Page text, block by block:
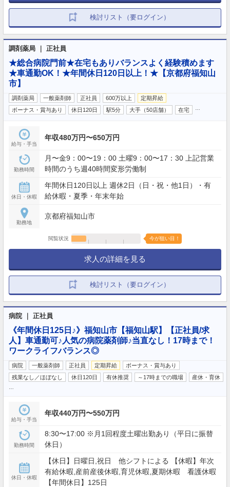
検討リスト（要ログイン）
調剤薬局 ｜ 正社員
★総合病院門前★在宅もありバランスよく経験積めます
★車通勤OK！★年間休日120日以上！★【京都府福知山
市】
調剤薬局 一般薬剤師 正社員 600万以上
定期昇給
ボーナス・賞与あり
休日120日 駅5分 大手（50店舗） 在宅
給与・手当
年収480万円〜650万円
勤務時間
月〜金9：00〜19：00 土曜9：00〜17：30 上記営業
時間のうち週40時間変形労働制
休日・休暇
年間休日120日以上 週休2日（日・祝・他1日）・有
給休暇・夏季・年末年始
勤務地
京都府福知山市
閲覧状況 今が狙い目！
求人の詳細を見る
検討リスト（要ログイン）
病院 ｜ 正社員
《年間休日125日♪》福知山市【福知山駅】【正社員/求
人】車通勤可♪人気の病院薬剤師♪当直なし！17時まで！
ワークライフバランス◎
病院 一般薬剤師 正社員 定期昇給
ボーナス・賞与あり
残業なし／ほぼなし
休日120日 有休推奨 ～17時までの職場 産休・育休
給与・手当
年収440万円〜550万円
勤務時間
8:30〜17:00 ※月1回程度土曜出勤あり（平日に振替
休日）
休日・休暇
【休日】日曜日,祝日 他シフトによる 【休暇】年次
有給休暇,産前産後休暇,育児休暇,夏期休暇 看護休暇
【年間休日】125日